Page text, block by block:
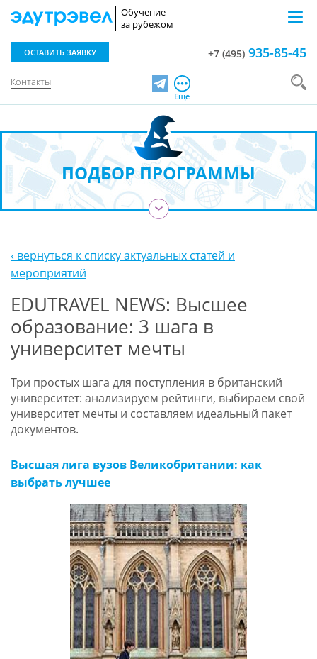
Обучение
за рубежом
Контакты
ОСТАВИТЬ ЗАЯВКУ +7 (495) 935-85-45
TelegramЕщё
ПОДБОР ПРОГРАММЫ
›
‹ вернуться к списку актуальных статей и
мероприятий
EDUTRAVEL NEWS: Высшее
образование: 3 шага в
университет мечты
Три простых шага для поступления в британский
университет: анализируем рейтинги, выбираем свой
университет мечты и составляем идеальный пакет
документов.
Высшая лига вузов Великобритании: как
выбрать лучшее